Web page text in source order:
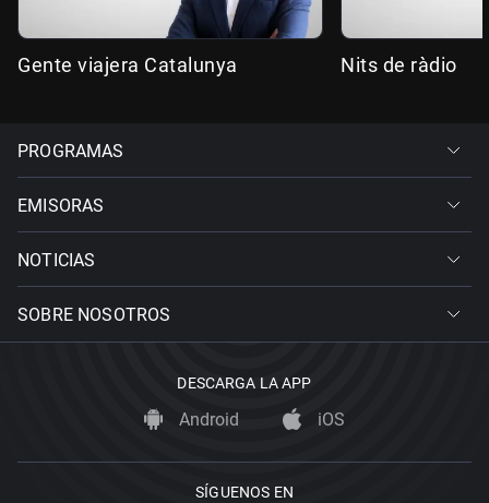
Gente viajera Catalunya Nits de ràdio
PROGRAMAS
EMISORAS
NOTICIAS
SOBRE NOSOTROS
DESCARGA LA APP
Android iOS
SÍGUENOS EN